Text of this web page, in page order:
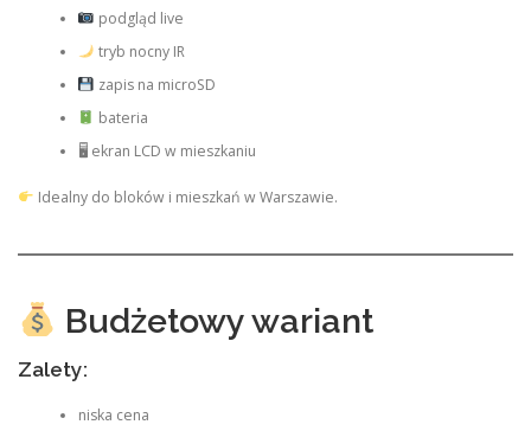
podgląd live
tryb nocny IR
zapis na microSD
bateria
🖥 ekran LCD w mieszkaniu
Idealny do bloków i mieszkań w Warszawie.
Budżetowy wariant
Zalety:
niska cena